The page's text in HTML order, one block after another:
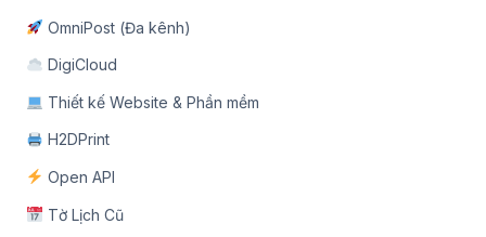
OmniPost (Đa kênh)
DigiCloud
Thiết kế Website & Phần mềm
H2DPrint
Open API
Tờ Lịch Cũ